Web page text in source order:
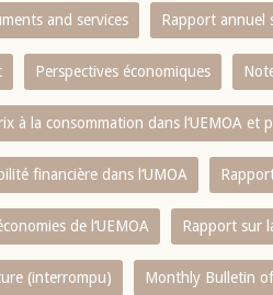
and services Rapport annuel
Perspectives économiques
à la consommation dans l‘UEMOA et
financière dans l‘UMOA
de l‘UEMOA Rapport sur
(interrompu) Monthly Bulletin